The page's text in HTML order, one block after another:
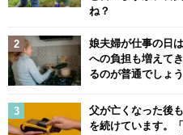
ね？
娘夫婦が仕事の日
への負担も増えて
るのが普通でしょ
父が亡くなった後
を続けています。